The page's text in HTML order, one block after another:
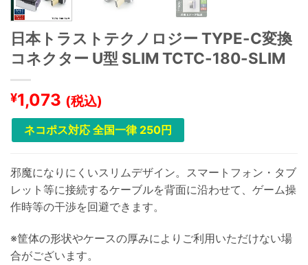
日本トラストテクノロジー TYPE-C変換
コネクター U型 SLIM TCTC-180-SLIM
¥1,073 (税込)
ネコポス対応 全国一律 250円
邪魔になりにくいスリムデザイン。スマートフォン・タブ
レット等に接続するケーブルを背面に沿わせて、ゲーム操
作時等の干渉を回避できます。
※筐体の形状やケースの厚みによりご利用いただけない場
合がございます。